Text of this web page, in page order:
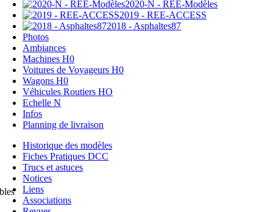
2020-N - REE-Modèles
2019 - REE-ACCESS
2018 - Asphaltes87
Photos
Ambiances
Machines H0
Voitures de Voyageurs H0
Wagons H0
Véhicules Routiers HO
Echelle N
Infos
Planning de livraison
Historique des modèles
Fiches Pratiques DCC
Trucs et astuces
Notices
Liens
Associations